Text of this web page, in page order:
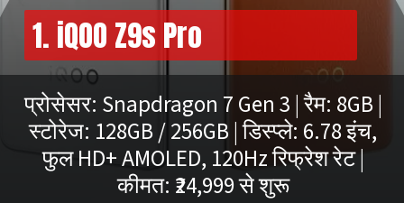
1. iQOO Z9s Pro
प्रोसेसर: Snapdragon 7 Gen 3 | रैम: 8GB |
स्टोरेज: 128GB / 256GB | डिस्प्ले: 6.78 इंच,
फुल HD+ AMOLED, 120Hz रिफ्रेश रेट |
कीमत: ₹24,999 से शुरू